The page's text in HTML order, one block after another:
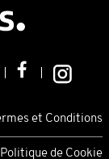
et Conditions
Politique de Cookie